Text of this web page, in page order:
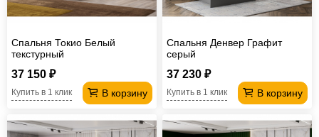
Спальня Токио Белый
текстурный
37 150 ₽
В корзину
Купить в 1 клик
Спальня Денвер Графит
серый
37 230 ₽
В корзину
Купить в 1 клик